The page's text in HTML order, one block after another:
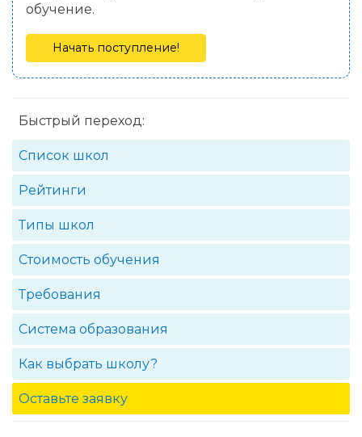
обучение.
Начать поступление!
Быстрый переход:
Список школ
Рейтинги
Типы школ
Стоимость обучения
Требования
Система образования
Как выбрать школу?
Оставьте заявку